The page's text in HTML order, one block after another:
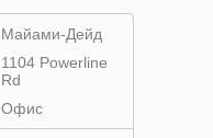
Майами-Дейд
1104 Powerline
Rd
Офис